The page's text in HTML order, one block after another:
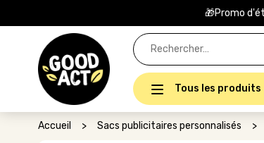
🎁Promo
Rechercher :
Tous les produits
Accueil > Sacs publicitaires personnalisés >